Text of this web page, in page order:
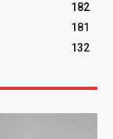
182
181
132